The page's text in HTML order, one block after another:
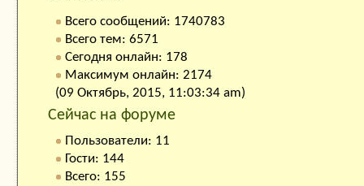
Всего сообщений: 1740783
Всего тем: 6571
Сегодня онлайн: 178
Максимум онлайн: 2174
(09 Октябрь, 2015, 11:03:34 am)
Сейчас на форуме
Пользователи: 11
Гости: 144
Всего: 155